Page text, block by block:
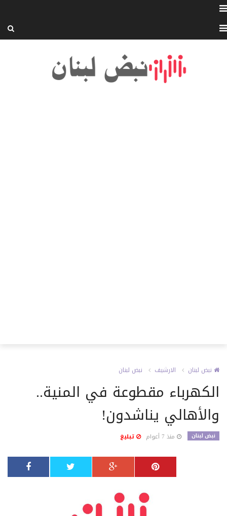
نبض لبنان الارشيف نبض لبنان
الكهرباء مقطوعة في المنية..
والأهالي يناشدون!
نبض لبنان منذ 7 أعوام تبليغ